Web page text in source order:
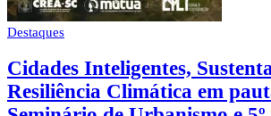
Destaques
Cidades Inteligentes,
Resiliência Climática em